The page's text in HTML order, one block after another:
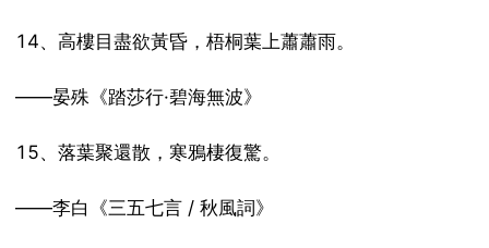
14、高樓目盡欲黃昏，梧桐葉上蕭蕭雨。
——晏殊《踏莎行·碧海無波》
15、落葉聚還散，寒鴉棲復驚。
——李白《三五七言 / 秋風詞》